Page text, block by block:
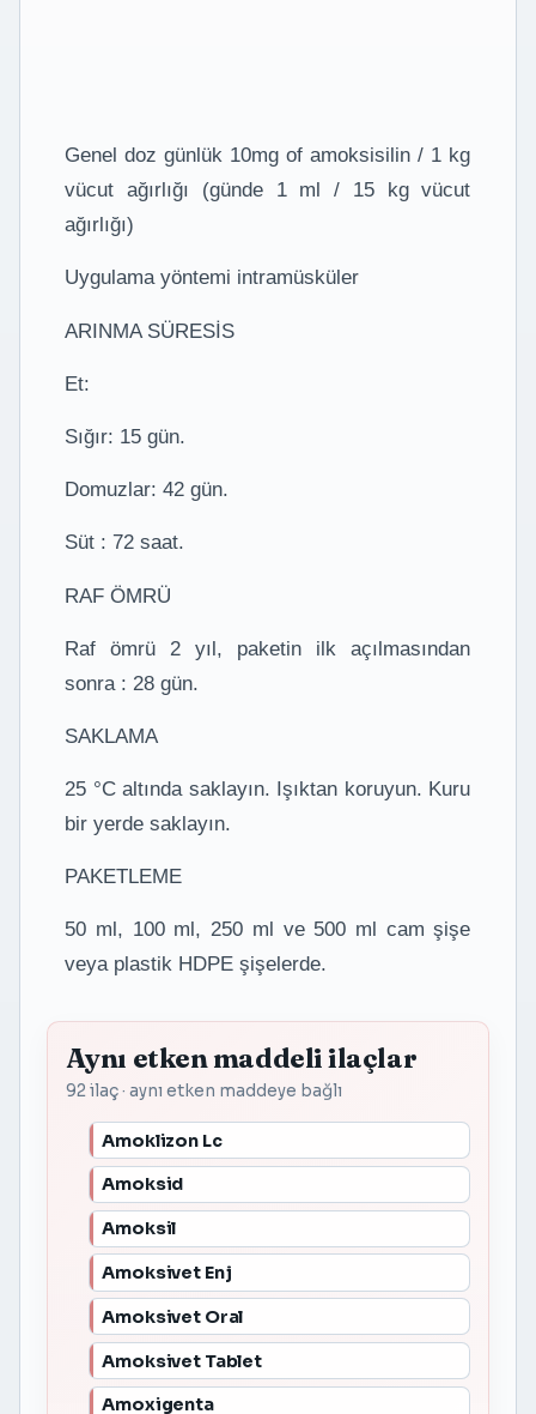
Genel doz günlük 10mg of amoksisilin / 1 kg
vücut ağırlığı (günde 1 ml / 15 kg vücut
ağırlığı)
Uygulama yöntemi intramüsküler
ARINMA SÜRESİS
Et:
Sığır: 15 gün.
Domuzlar: 42 gün.
Süt : 72 saat.
RAF ÖMRÜ
Raf ömrü 2 yıl, paketin ilk açılmasından
sonra : 28 gün.
SAKLAMA
25 °C altında saklayın. Işıktan koruyun. Kuru
bir yerde saklayın.
PAKETLEME
50 ml, 100 ml, 250 ml ve 500 ml cam şişe
veya plastik HDPE şişelerde.
Aynı etken maddeli ilaçlar
92 ilaç · aynı etken maddeye bağlı
Amoklizon Lc
Amoksid
Amoksil
Amoksivet Enj
Amoksivet Oral
Amoksivet Tablet
Amoxigenta